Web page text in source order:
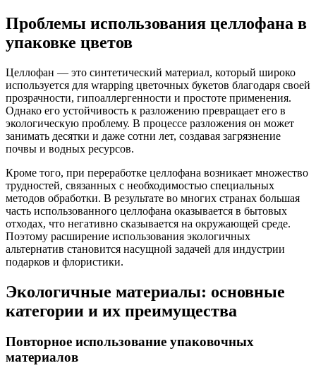
Проблемы использования целлофана в
упаковке цветов
Целлофан — это синтетический материал, который широко
используется для wrapping цветочных букетов благодаря своей
прозрачности, гипоаллергенности и простоте применения.
Однако его устойчивость к разложению превращает его в
экологическую проблему. В процессе разложения он может
занимать десятки и даже сотни лет, создавая загрязнение
почвы и водных ресурсов.
Кроме того, при переработке целлофана возникает множество
трудностей, связанных с необходимостью специальных
методов обработки. В результате во многих странах большая
часть использованного целлофана оказывается в бытовых
отходах, что негативно сказывается на окружающей среде.
Поэтому расширение использования экологичных
альтернатив становится насущной задачей для индустрии
подарков и флористики.
Экологичные материалы: основные
категории и их преимущества
Повторное использование упаковочных
материалов